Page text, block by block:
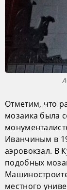
Отметим, что
мозаика была
Иванчиным в
аэровокзал. В
подобных
местного